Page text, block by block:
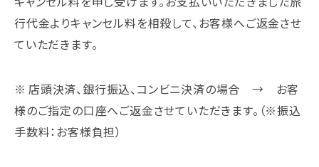
行代金よりキャンセル料を相殺して、お客様へご返金させ
ていただきます。
店頭決済、銀行振込、コンビニ決済の場合 → お客
様のご指定の口座へご返金させていただきます。（※振込
手数料：お客様負担）